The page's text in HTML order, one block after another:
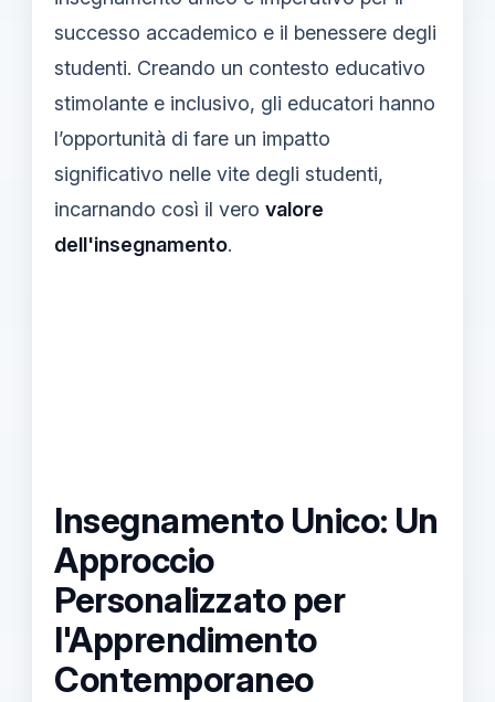
successo accademico e il benessere degli
studenti. Creando un contesto educativo
stimolante e inclusivo, gli educatori hanno
l’opportunità di fare un impatto
significativo nelle vite degli studenti,
incarnando così il vero valore
dell'insegnamento.
Insegnamento Unico: Un
Approccio
Personalizzato per
l'Apprendimento
Contemporaneo